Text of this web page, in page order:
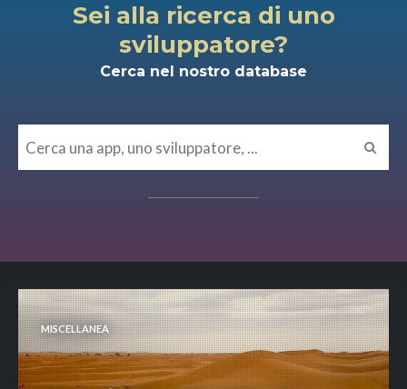
Sei alla ricerca di uno
sviluppatore?
Cerca nel nostro database
MISCELLANEA